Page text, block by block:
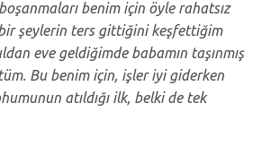
benim için öyle rahatsız
şeylerin ters gittiğini keşfettiğim
eve geldiğimde babamın taşınmış
Bu benim için, işler iyi giderken
atıldığı ilk, belki de tek